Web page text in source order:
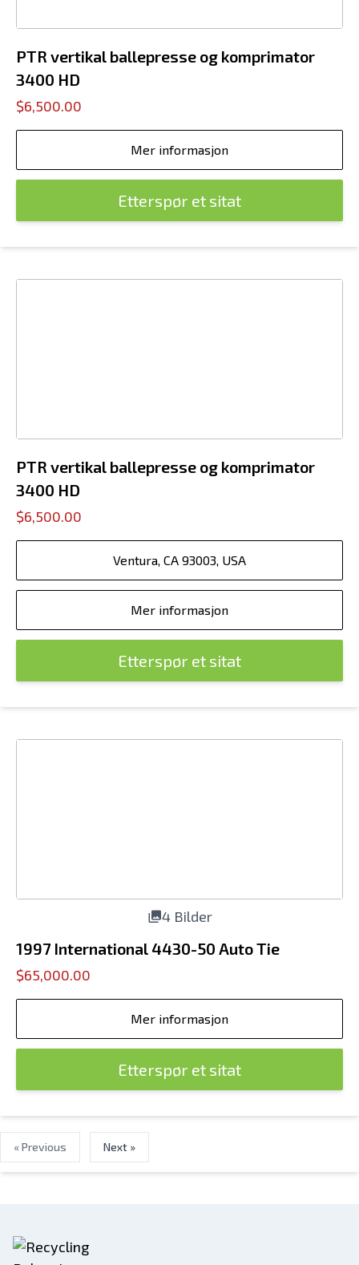
PTR vertikal ballepresse og komprimator
3400 HD
$6,500.00
Mer informasjon
Etterspør et sitat
PTR vertikal ballepresse og komprimator
3400 HD
$6,500.00
Ventura, CA 93003, USA
Mer informasjon
Etterspør et sitat
4 Bilder
1997 International 4430-50 Auto Tie
$65,000.00
Mer informasjon
Etterspør et sitat
« Previous Next »